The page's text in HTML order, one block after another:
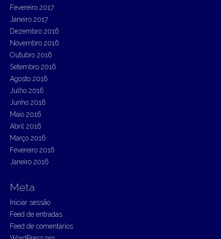
Fevereiro 2017
Janeiro 2017
Dezembro 2016
Novembro 2016
Outubro 2016
Setembro 2016
Agosto 2016
Julho 2016
Junho 2016
Maio 2016
Abril 2016
Março 2016
Fevereiro 2016
Janeiro 2016
Meta
Iniciar sessão
Feed de entradas
Feed de comentários